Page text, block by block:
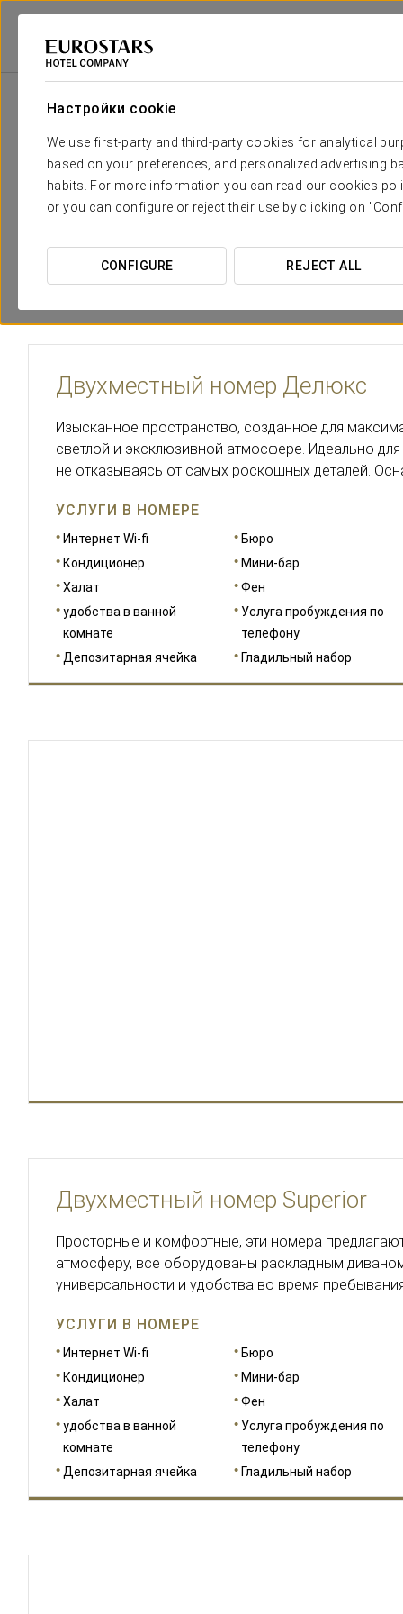
Настройки cookie
We use first-party and third-party cookies for analytical
based on your preferences, and personalized advertising
habits. For more information you can read our cookies
or you can configure or reject their use by clicking on
CONFIGURE REJECT ALL
Eurostars Hotel Company
Необходимые вам комфорт и
В отеле Eurostars Valladolid 75 эксклюзивных
продуманный до мелочей дизайн. Изысканные и
подобрана, чтобы предложить уникальный опыт — для
Двухместный номер Делюкс
Изысканное пространство, созданное для
светлой и эксклюзивной атмосфере. Идеально для
не отказываясь от самых роскошных деталей.
УСЛУГИ В НОМЕРЕ
Интернет Wi-fi
Кондиционер
Халат
удобства в ванной
комнате
Депозитарная ячейка
Бюро
Мини-бар
Фен
Услуга пробуждения по
телефону
Гладильный набор
Двухместный номер Superior
Просторные и комфортные, эти номера
атмосферу, все оборудованы раскладным
универсальности и удобства во время
УСЛУГИ В НОМЕРЕ
Интернет Wi-fi
Кондиционер
Халат
удобства в ванной
комнате
Депозитарная ячейка
Бюро
Мини-бар
Фен
Услуга пробуждения по
телефону
Гладильный набор